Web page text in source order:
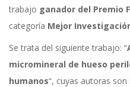
trabajo ganador del Premio
categoría Mejor
Se trata del siguiente trabajo: “
micromineral de hueso
humanos“, cuyas autoras son